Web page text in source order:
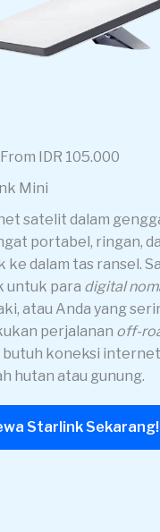
IDR 105.000
Mini
satelit dalam
portabel, ringan,
ke dalam tas ransel.
untuk para digital
atau Anda yang
perjalanan off-
koneksi
hutan atau gunung.
Starlink Sekarang!